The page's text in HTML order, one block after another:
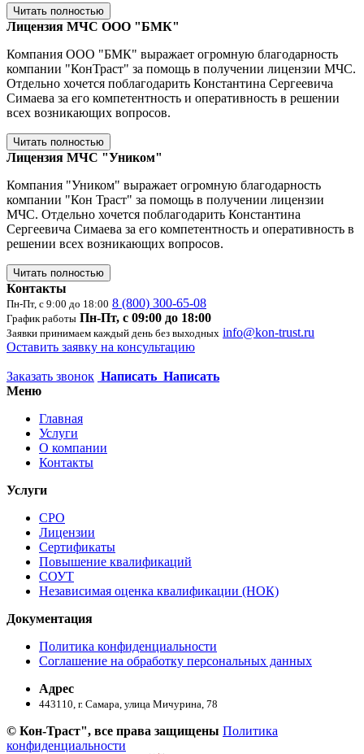
Читать полностью
Лицензия МЧС ООО "БМК"
Компания ООО "БМК" выражает огромную благодарность
компании "КонТраст" за помощь в получении лицензии МЧС.
Отдельно хочется поблагодарить Константина Сергеевича
Симаева за его компетентность и оперативность в решении
всех возникающих вопросов.
Читать полностью
Лицензия МЧС "Уником"
Компания "Уником" выражает огромную благодарность
компании "Кон Траст" за помощь в получении лицензии
МЧС. Отдельно хочется поблагодарить Константина
Сергеевича Симаева за его компетентность и оперативность в
решении всех возникающих вопросов.
Читать полностью
Контакты
Пн-Пт, с 9:00 до 18:00 8 (800) 300-65-08
График работы Пн-Пт, с 09:00 до 18:00
Заявки принимаем каждый день без выходных info@kon-trust.ru
Оставить заявку на консультацию
Заказать звонок Написать Написать
Меню
Главная
Услуги
О компании
Контакты
Услуги
СРО
Лицензии
Сертификаты
Повышение квалификаций
СОУТ
Независимая оценка квалификации (НОК)
Документация
Политика конфиденциальности
Соглашение на обработку персональных данных
Адрес
443110, г. Самара, улица Мичурина, 78
© Кон-Траст", все права защищены Политика
конфиденциальности